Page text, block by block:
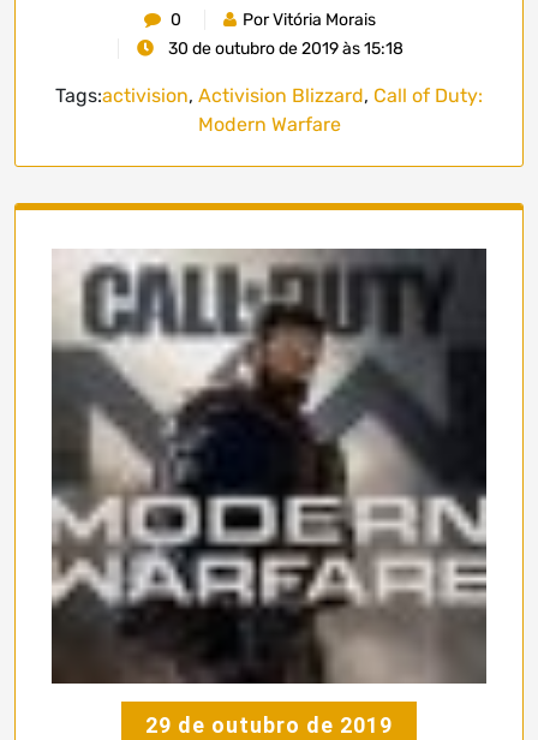
0
Por Vitória Morais
30 de outubro de 2019 às 15:18
Tags:activision, Activision Blizzard, Call of Duty:
Modern Warfare
29 de outubro de 2019